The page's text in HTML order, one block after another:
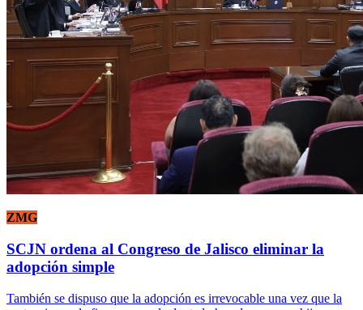
ZMG
SCJN ordena al Congreso de Jalisco eliminar la
adopción simple
También se dispuso que la adopción es irrevocable una vez que la